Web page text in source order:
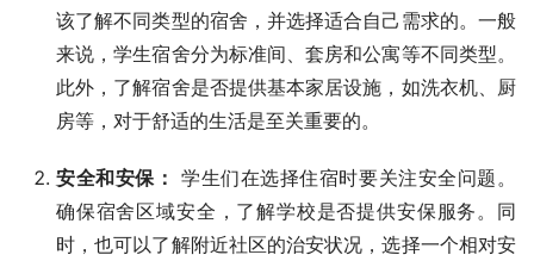
该了解不同类型的宿舍，并选择适合自己需求的。一般
来说，学生宿舍分为标准间、套房和公寓等不同类型。
此外，了解宿舍是否提供基本家居设施，如洗衣机、厨
房等，对于舒适的生活是至关重要的。
安全和安保： 学生们在选择住宿时要关注安全问题。
确保宿舍区域安全，了解学校是否提供安保服务。同
时，也可以了解附近社区的治安状况，选择一个相对安